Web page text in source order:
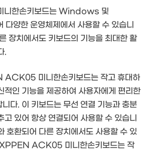
한손키보드는 Windows 및
양한 운영체제에서 사용할 수 있습니
장치에서도 키보드의 기능을 최대한 활
.
ACK05 미니한손키보드는 작고 휴대하
적인 기능을 제공하여 사용자에게 편리한
다. 이 키보드는 무선 연결 기능과 충분
고 있어 항상 연결되어 사용할 수 있습니
호환되어 다른 장치에서도 사용할 수 있
XPPEN ACK05 미니한손키보드는 작